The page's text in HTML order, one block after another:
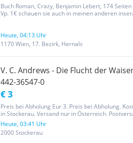
Buch Roman, Crazy, Benjamin Lebert, 174
Vp. 1€ schauen sie auch in meinen anderen
Heute, 04:13 Uhr
1170 Wien, 17. Bezirk, Hernals
V. C. Andrews - Die Flucht der
442-36547-0
€ 3
Preis bei Abholung Eur 3. Preis bei Abholung.
in Stockerau. Versand nur in Österreich.
30. Vorauskasse. Totalsumme bei Überweisung
Euro.
Heute, 03:41 Uhr
2000 Stockerau